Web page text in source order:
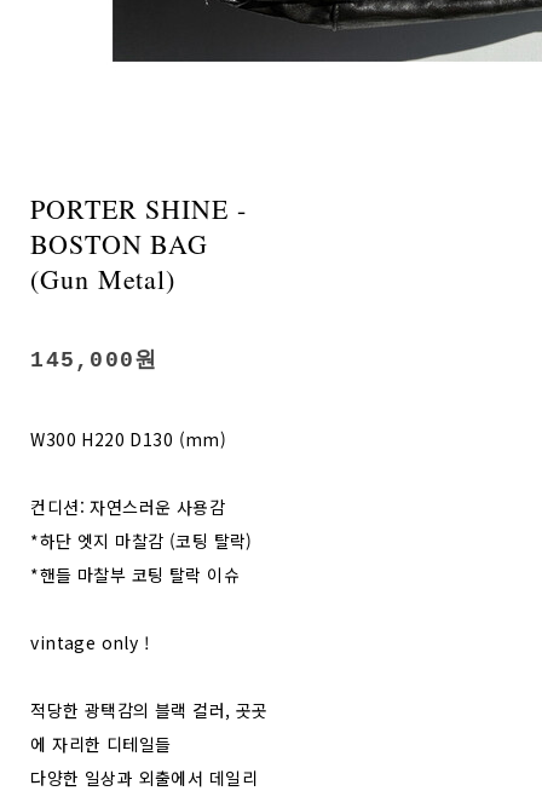
PORTER SHINE -
BOSTON BAG
(Gun Metal)
145,000원
W300 H220 D130 (mm)
컨디션: 자연스러운 사용감
*하단 엣지 마찰감 (코팅 탈락)
*핸들 마찰부 코팅 탈락 이슈
vintage only !
적당한 광택감의 블랙 컬러, 곳곳
에 자리한 디테일들
다양한 일상과 외출에서 데일리